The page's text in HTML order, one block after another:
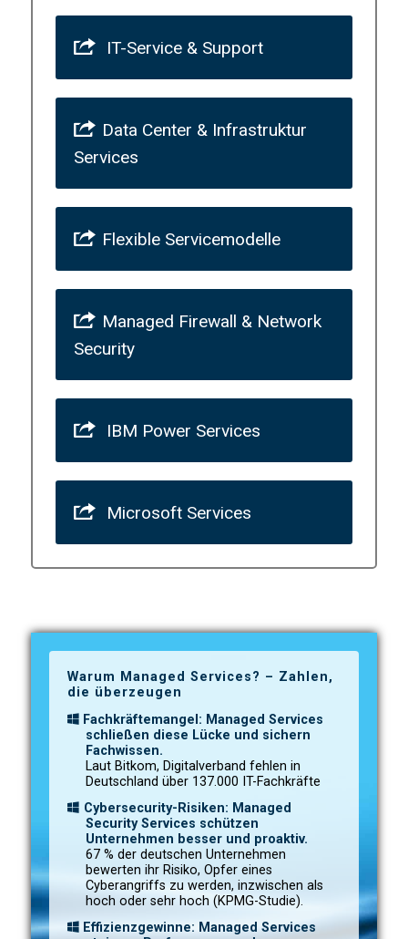
IT-Service & Support
Data Center & Infrastruktur
Services
Flexible Servicemodelle
Managed Firewall & Network
Security
IBM Power Services
Microsoft Services
Warum Managed Services? – Zahlen,
die überzeugen
Fachkräftemangel: Managed Services
schließen diese Lücke und sichern
Fachwissen.
Laut Bitkom, Digitalverband fehlen in
Deutschland über 137.000 IT-Fachkräfte
Cybersecurity-Risiken: Managed
Security Services schützen
Unternehmen besser und proaktiv.
67 % der deutschen Unternehmen
bewerten ihr Risiko, Opfer eines
Cyberangriffs zu werden, inzwischen als
hoch oder sehr hoch (KPMG-Studie).
Effizienzgewinne: Managed Services